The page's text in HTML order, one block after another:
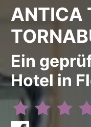
ANTICA
Ein
Hotel in